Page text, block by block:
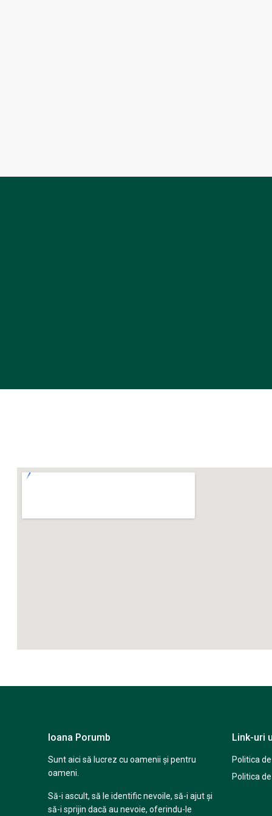
Ioana Porumb
Sunt aici să lucrez cu oamenii și pentru
oameni.
Să-i ascult, să le identific nevoile, să-i ajut și
să-i sprijin dacă au nevoie, oferindu-le
Link-uri
Politica
Politica